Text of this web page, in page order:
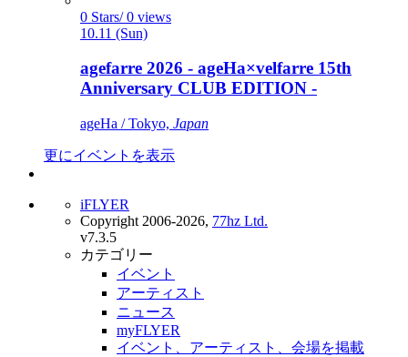
0 Stars/ 0 views
10.11 (Sun)
agefarre 2026 - ageHa×velfarre 15th
Anniversary CLUB EDITION -
ageHa / Tokyo, Japan
更にイベントを表示
iFLYER
Copyright 2006-2026, 77hz Ltd.
v7.3.5
カテゴリー
イベント
アーティスト
ニュース
myFLYER
イベント、アーティスト、会場を掲載